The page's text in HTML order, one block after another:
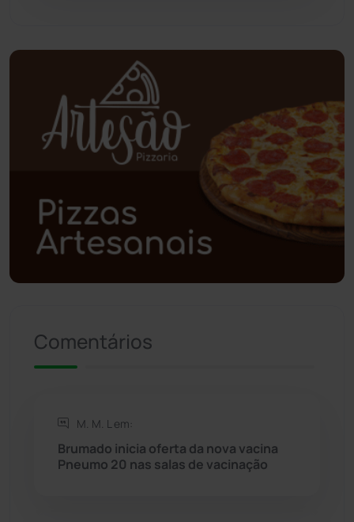
Piripá (90)
Planalto
Poções (182)
(57)
Polícia Militar (27)
Rio do Antônio
Comentários
M. M. L em:
Brumado inicia oferta da nova vacina
Pneumo 20 nas salas de vacinação